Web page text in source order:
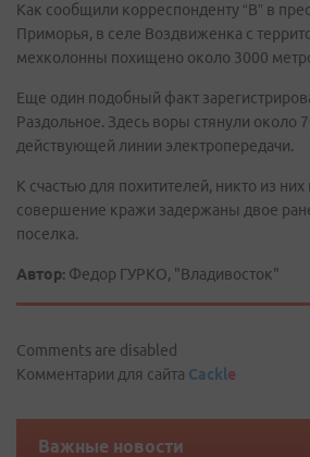
Как сообщили корреспонденту “В” в
Приморья, в селе Воздвиженка с
мехколонны похищено около 3000
Еще один подобный факт
Раздольное. Здесь воры стянули около
действующей линии электропередачи.
К счастью для похитителей, никто из них
совершение кражи задержаны двое
поселка.
Автор: Федор ГУРКО, "Владивосток"
Comments are disabled
Комментарии для сайта Cackle
Важные новости